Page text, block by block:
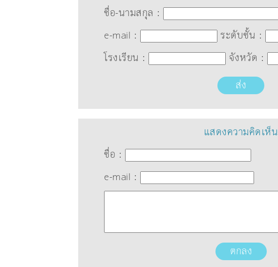
ชื่อ-นามสกุล :
e-mail :
ระดับชั้น :
โรงเรียน :
จังหวัด :
ส่ง
แสดงความคิดเห็น
ชื่อ :
e-mail :